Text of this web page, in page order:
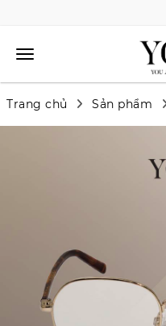
Trang chủ Sản phẩm